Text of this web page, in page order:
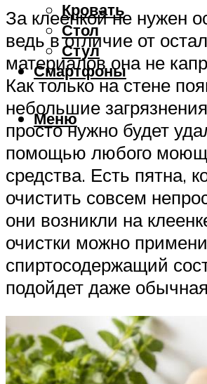
Кровать
Стол
Стул
Смартфоны
Меню
За клеенкой не нужен
ведь в отличие от
материалов она не
Как только на стене
небольшие
просто нужно будет
помощью любого
средства. Есть пятна,
очистить совсем
они возникли на
очистки можно
спиртосодержащий
подойдет даже